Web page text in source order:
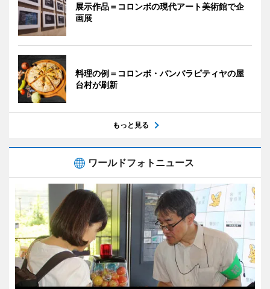
展示作品＝コロンボの現代アート美術館で企
画展
料理の例＝コロンボ・バンバラピティヤの屋
台村が刷新
もっと見る
ワールドフォトニュース